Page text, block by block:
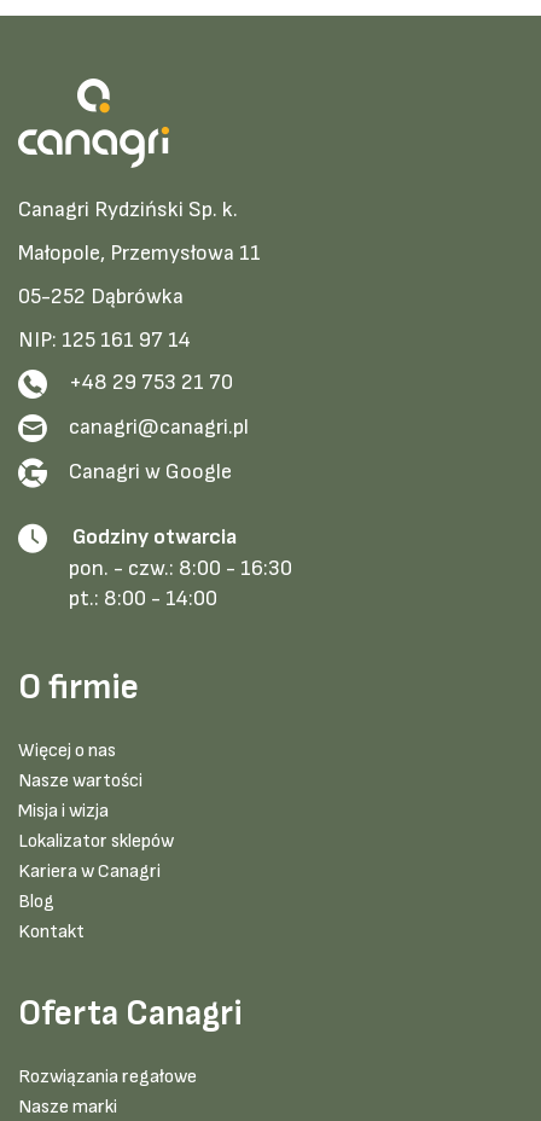
Canagri Rydziński Sp. k.
Małopole, Przemysłowa 11
05-252 Dąbrówka
NIP: 125 161 97 14
+48 29 753 21 70
canagri@canagri.pl
Canagri w Google
Godziny otwarcia
pon. - czw.: 8:00 - 16:30
pt.: 8:00 - 14:00
O firmie
Więcej o nas
Nasze wartości
Misja i wizja
Lokalizator sklepów
Kariera w Canagri
Blog
Kontakt
Oferta Canagri
Rozwiązania regałowe
Nasze marki